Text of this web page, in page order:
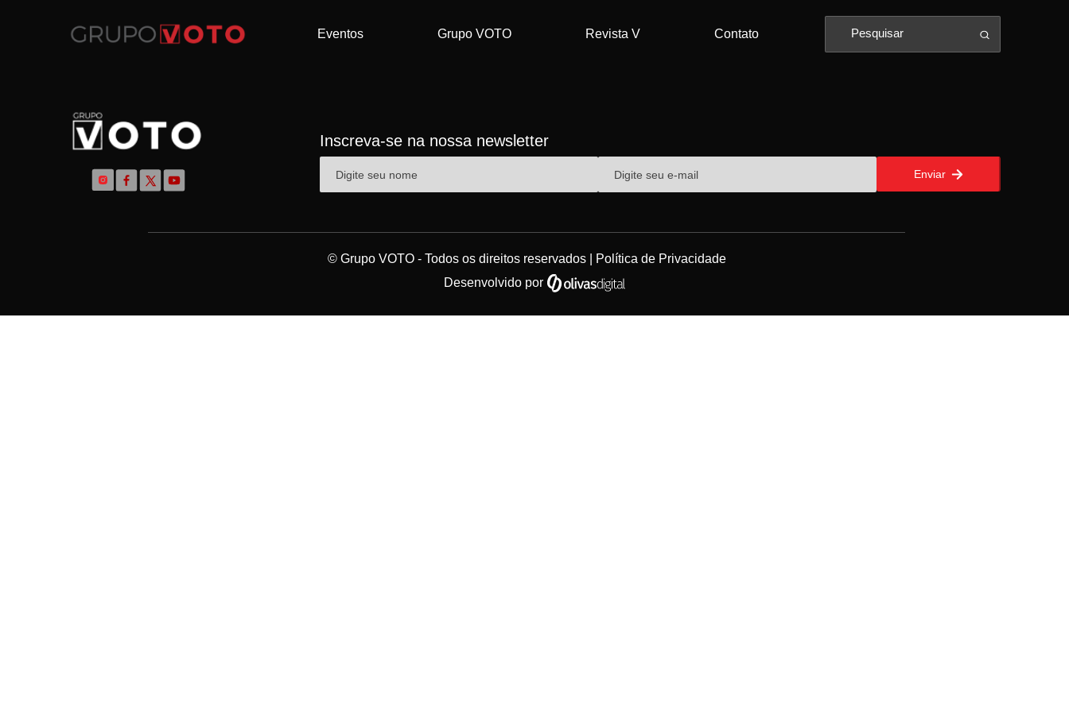
Eventos Grupo VOTO Revista V Contato
Inscreva-se na nossa newsletter
Enviar
© Grupo VOTO - Todos os direitos reservados |
Política de Privacidade
Desenvolvido por